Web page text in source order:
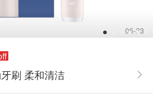
1 2 3 4 5 6
06-23
刷 柔和清洁